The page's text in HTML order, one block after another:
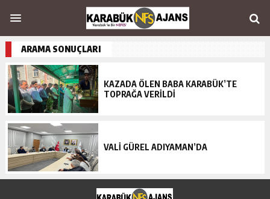
ARAMA SONUÇLARI
KAZADA ÖLEN BABA KARABÜK’TE
TOPRAĞA VERİLDİ
VALİ GÜREL ADIYAMAN’DA